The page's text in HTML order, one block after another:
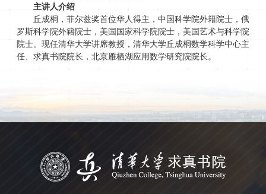
主讲人介绍
丘成桐，菲尔兹奖首位华人得主，中国科学院外籍院士，俄
罗斯科学院外籍院士，美国国家科学院院士，美国艺术与科学院
院士。现任清华大学讲席教授，清华大学丘成桐数学科学中心主
任、求真书院院长，北京雁栖湖应用数学研究院院长。